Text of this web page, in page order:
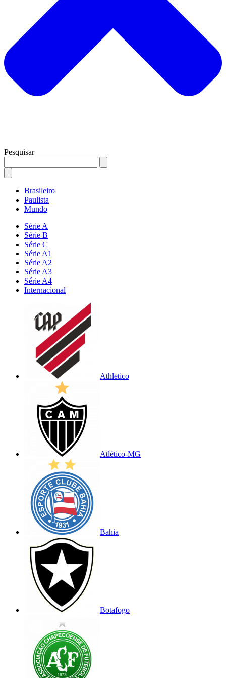
Pesquisar
Brasileiro
Paulista
Mundo
Série A
Série B
Série C
Série A1
Série A2
Série A3
Série A4
Internacional
Athletico
Atlético-MG
Bahia
Botafogo